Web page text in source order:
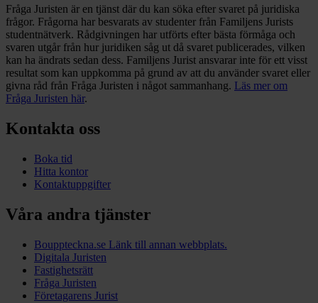
Fråga Juristen är en tjänst där du kan söka efter svaret på juridiska
frågor. Frågorna har besvarats av studenter från Familjens Jurists
studentnätverk. Rådgivningen har utförts efter bästa förmåga och
svaren utgår från hur juridiken såg ut då svaret publicerades, vilken
kan ha ändrats sedan dess. Familjens Jurist ansvarar inte för ett visst
resultat som kan uppkomma på grund av att du använder svaret eller
givna råd från Fråga Juristen i något sammanhang. Läs mer om
Fråga Juristen här.
Kontakta oss
Boka tid
Hitta kontor
Kontaktuppgifter
Våra andra tjänster
Bouppteckna.se Länk till annan webbplats.
Digitala Juristen
Fastighetsrätt
Fråga Juristen
Företagarens Jurist